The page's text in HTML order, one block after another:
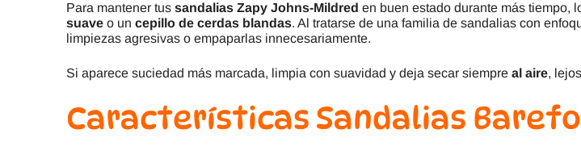
Para mantener tus sandalias Zapy Johns-Mildred en buen estado durante más tiempo,
suave o un cepillo de cerdas blandas. Al tratarse de una familia de sandalias con
limpiezas agresivas o empaparlas innecesariamente.
Si aparece suciedad más marcada, limpia con suavidad y deja secar siempre al aire,
Características Sandalias